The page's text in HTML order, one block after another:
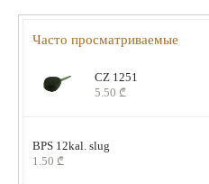
Часто просматриваемые
CZ 1251
5.50 ₾
BPS 12kal. slug
1.50 ₾